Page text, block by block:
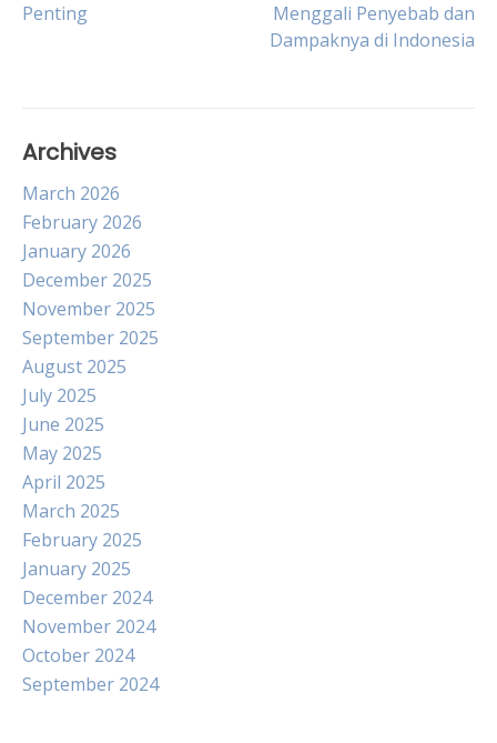
navigation
Penting
Menggali Penyebab dan
Dampaknya di Indonesia
Archives
March 2026
February 2026
January 2026
December 2025
November 2025
September 2025
August 2025
July 2025
June 2025
May 2025
April 2025
March 2025
February 2025
January 2025
December 2024
November 2024
October 2024
September 2024